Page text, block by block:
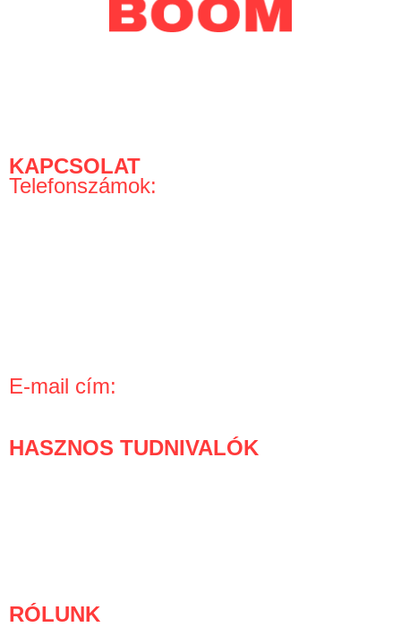
KAPCSOLAT
Telefonszámok:
E-mail cím:
HASZNOS TUDNIVALÓK
RÓLUNK